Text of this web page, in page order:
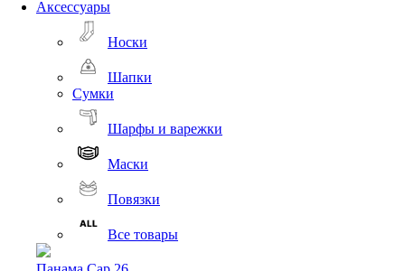
Аксессуары
Носки
Шапки
Сумки
Шарфы и варежки
Маски
Повязки
Все товары